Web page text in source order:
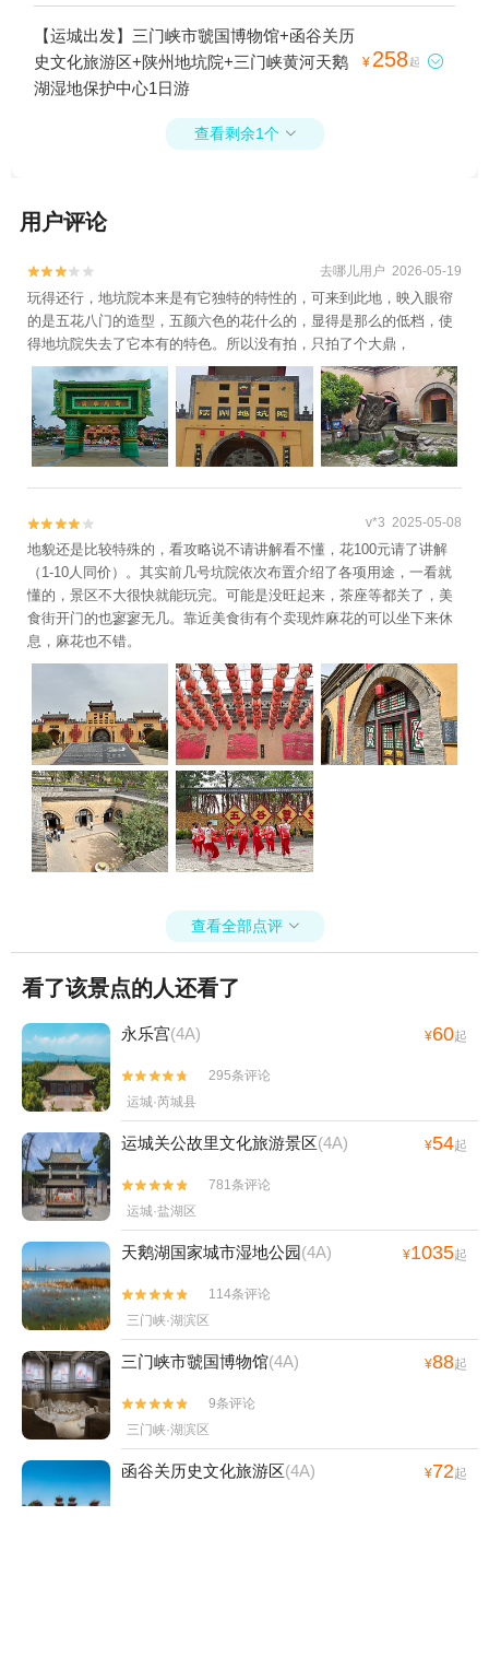
【运城出发】三门峡市虢国博物馆+函谷关历
史文化旅游区+陕州地坑院+三门峡黄河天鹅
湖湿地保护中心1日游
¥ 258起 
查看剩余1个 
用户评论

 去哪儿用户 2026-05-19
玩得还行，地坑院本来是有它独特的特性的，可来到此地，映入眼帘
的是五花八门的造型，五颜六色的花什么的，显得是那么的低档，使
得地坑院失去了它本有的特色。所以没有拍，只拍了个大鼎，

 v*3 2025-05-08
地貌还是比较特殊的，看攻略说不请讲解看不懂，花100元请了讲解
（1-10人同价）。其实前几号坑院依次布置介绍了各项用途，一看就
懂的，景区不大很快就能玩完。可能是没旺起来，茶座等都关了，美
食街开门的也寥寥无几。靠近美食街有个卖现炸麻花的可以坐下来休
息，麻花也不错。
查看全部点评 
看了该景点的人还看了
永乐宫(4A) ¥60起


295条评论
运城·芮城县
运城关公故里文化旅游景区(4A) ¥54起


781条评论
运城·盐湖区
天鹅湖国家城市湿地公园(4A) ¥1035起


114条评论
三门峡·湖滨区
三门峡市虢国博物馆(4A) ¥88起


9条评论
三门峡·湖滨区
函谷关历史文化旅游区(4A) ¥72起